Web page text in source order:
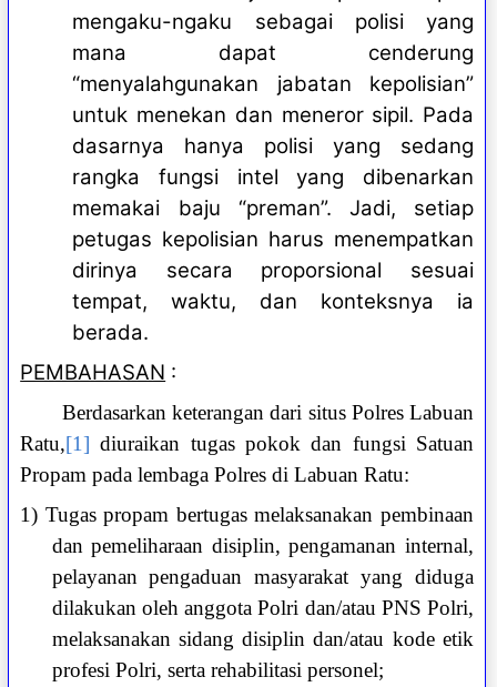
mengaku-ngaku sebagai polisi yang
mana dapat cenderung
“menyalahgunakan jabatan kepolisian”
untuk menekan dan meneror sipil. Pada
dasarnya hanya polisi yang sedang
rangka fungsi intel yang dibenarkan
memakai baju “preman”. Jadi, setiap
petugas kepolisian harus menempatkan
dirinya secara proporsional sesuai
tempat, waktu, dan konteksnya ia
berada.
PEMBAHASAN :
Berdasarkan keterangan dari situs Polres Labuan
Ratu,[1] diuraikan tugas pokok dan fungsi Satuan
Propam pada lembaga Polres di Labuan Ratu:
1) Tugas propam bertugas melaksanakan pembinaan
dan pemeliharaan disiplin, pengamanan internal,
pelayanan pengaduan masyarakat yang diduga
dilakukan oleh anggota Polri dan/atau PNS Polri,
melaksanakan sidang disiplin dan/atau kode etik
profesi Polri, serta rehabilitasi personel;